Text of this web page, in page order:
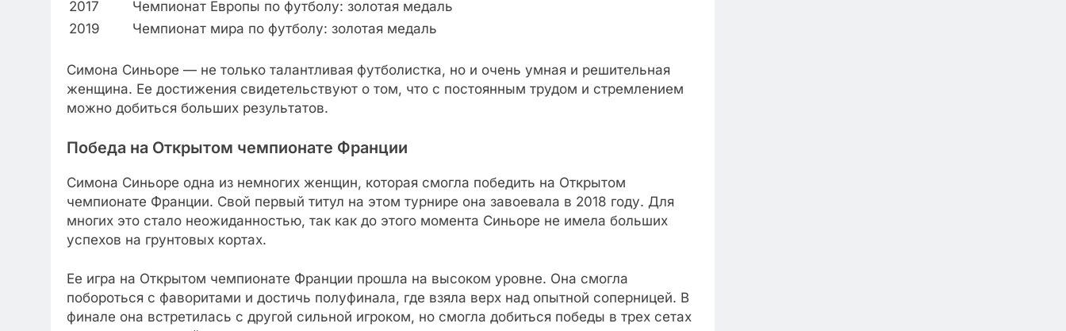
2017
Чемпионат Европы по футболу: золотая медаль
2019
Чемпионат мира по футболу: золотая медаль
Симона Синьоре — не только талантливая футболистка, но и очень умная и решительная
женщина. Ее достижения свидетельствуют о том, что с постоянным трудом и стремлением
можно добиться больших результатов.
Победа на Открытом чемпионате Франции
Симона Синьоре одна из немногих женщин, которая смогла победить на Открытом
чемпионате Франции. Свой первый титул на этом турнире она завоевала в 2018 году. Для
многих это стало неожиданностью, так как до этого момента Синьоре не имела больших
успехов на грунтовых кортах.
Ее игра на Открытом чемпионате Франции прошла на высоком уровне. Она смогла
побороться с фаворитами и достичь полуфинала, где взяла верх над опытной соперницей. В
финале она встретилась с другой сильной игроком, но смогла добиться победы в трех сетах